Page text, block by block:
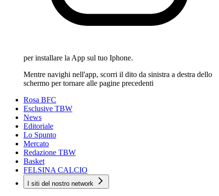
per installare la App sul tuo Iphone.
Mentre navighi nell'app, scorri il dito da sinistra a destra dello
schermo per tornare alle pagine precedenti
Rosa BFC
Esclusive TBW
News
Editoriale
Lo Spunto
Mercato
Redazione TBW
Basket
FELSINA CALCIO
I siti del nostro network